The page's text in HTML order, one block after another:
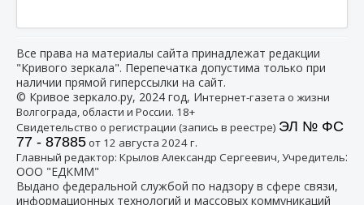
Все права на материалы сайта принадлежат редакции
"Кривого зеркала". Перепечатка допустима только при
наличии прямой гиперссылки на сайт.
© Кривое зеркало.ру, 2024 год, Интернет-газета о жизни
Волгограда, области и России. 18+
Свидетельство о регистрации (запись в реестре) ЭЛ № ФС
77 - 87885от 12 августа 2024 г.
Главный редактор: Крылов Александр Сергеевич, Учредитель:
ООО "ЕДКММ"
Выдано федеральной службой по надзору в сфере связи,
информационных технологий и массовых коммуникаций